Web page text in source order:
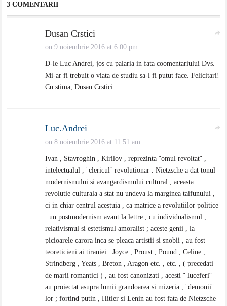
3 COMENTARII
Dusan Crstici
on 9 noiembrie 2016 at 6:00 pm
D-le Luc Andrei, jos cu palaria in fata coomentariului Dvs.
Mi-ar fi trebuit o viata de studiu sa-l fi putut face. Felicitari!
Cu stima, Dusan Crstici
Luc.Andrei
on 8 noiembrie 2016 at 11:51 am
Ivan , Stavroghin , Kirilov , reprezinta ¨omul revoltat¨ ,
intelectualul , ¨clericul¨ revolutionar . Nietzsche a dat tonul
modernismului si avangardismului cultural , aceasta
revolutie culturala a stat nu undeva la marginea taifunului ,
ci in chiar centrul acestuia , ca matrice a revolutiilor politice
: un postmodernism avant la lettre , cu individualismul ,
relativismul si estetismul amoralist ; aceste genii , la
picioarele carora inca se pleaca artistii si snobii , au fost
teoreticieni ai tiraniei . Joyce , Proust , Pound , Celine ,
Strindberg , Yeats , Breton , Aragon etc. , etc. , ( precedati
de marii romantici ) , au fost canonizati , acesti ¨ luceferi¨
au proiectat asupra lumii grandoarea si mizeria , ¨demonii¨
lor ; fortind putin , Hitler si Lenin au fost fata de Nietzsche